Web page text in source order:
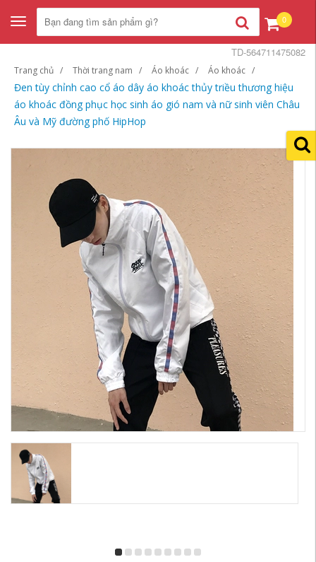
Toggle
navigation
0
Trang chủ Thời trang nam Áo khoác Áo khoác
Đen tùy chỉnh cao cổ áo dây áo khoác thủy triều thương hiệu
áo khoác đồng phục học sinh áo gió nam và nữ sinh viên Châu
Âu và Mỹ đường phố HipHop
TD-564711475082